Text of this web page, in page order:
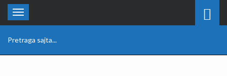
Toggle
navigation